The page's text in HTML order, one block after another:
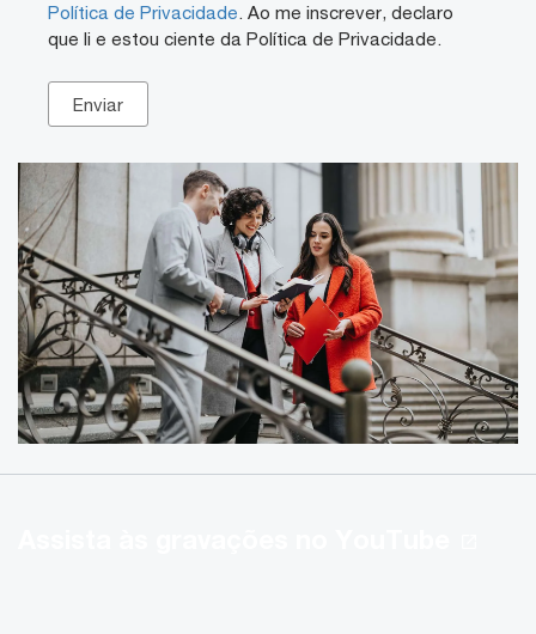
Política de Privacidade. Ao me inscrever, declaro
que li e estou ciente da Política de Privacidade.